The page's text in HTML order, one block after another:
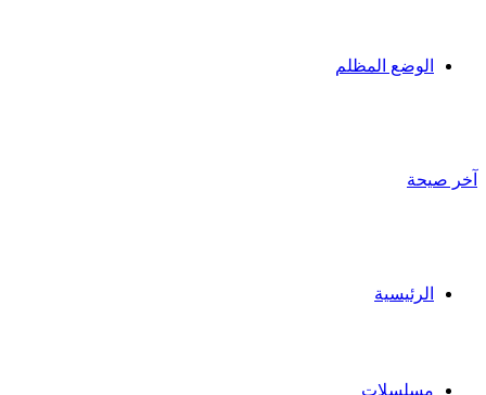
الوضع المظلم
آخر صيحة
الرئيسية
مسلسلات